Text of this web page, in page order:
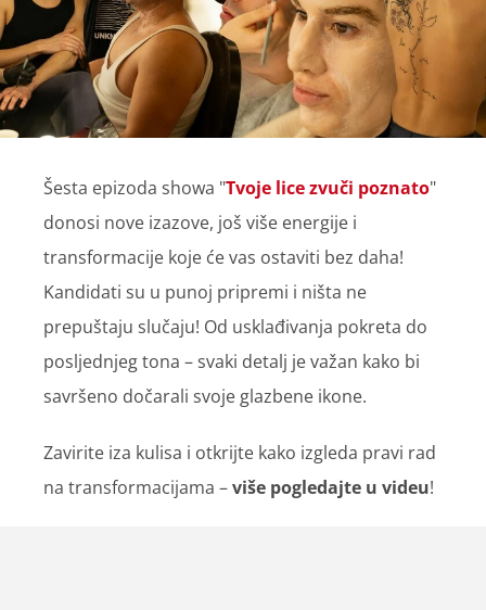
Šesta epizoda showa "Tvoje lice zvuči poznato"
donosi nove izazove, još više energije i
transformacije koje će vas ostaviti bez daha!
Kandidati su u punoj pripremi i ništa ne
prepuštaju slučaju! Od usklađivanja pokreta do
posljednjeg tona – svaki detalj je važan kako bi
savršeno dočarali svoje glazbene ikone.
Zavirite iza kulisa i otkrijte kako izgleda pravi rad
na transformacijama –više pogledajte u videu!